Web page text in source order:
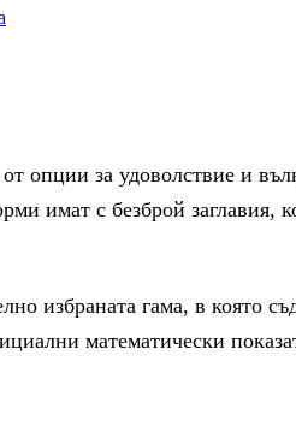
от опции за удоволствие и
имат с безброй
избраната гама, в която
математически